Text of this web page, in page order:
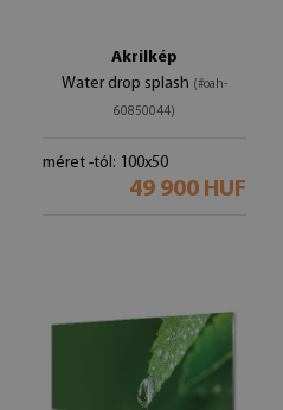
Akrilkép
Water drop splash (#oah-
60850044)
méret -tól: 100x50
49 900 HUF